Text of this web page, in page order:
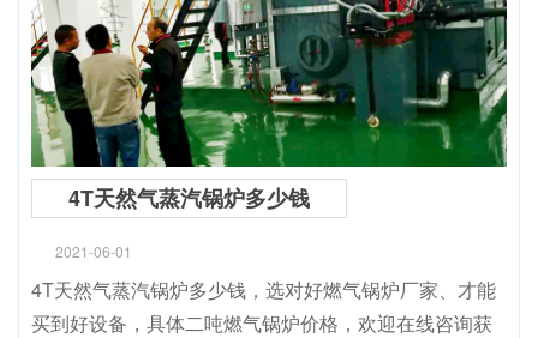
4T天然气蒸汽锅炉多少钱
2021-06-01
4T天然气蒸汽锅炉多少钱，选对好燃气锅炉厂家、才能
买到好设备，具体二吨燃气锅炉价格，欢迎在线咨询获